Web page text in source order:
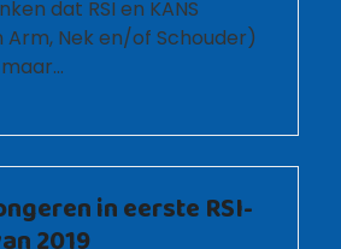
dat RSI en KANS
Nek en/of Schouder)
in eerste RSI-
2019